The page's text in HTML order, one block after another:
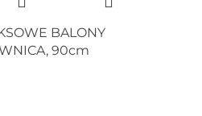
BALONY
90cm